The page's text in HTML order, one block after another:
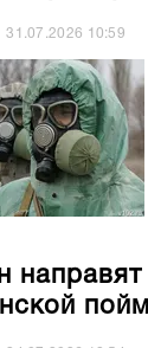
31.07.2026 10:59